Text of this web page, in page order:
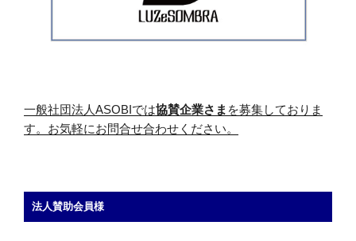
一般社団法人ASOBIでは協賛企業さま を募集しておりま
す。お気軽にお問合せ合わせください。
法人賛助会員様